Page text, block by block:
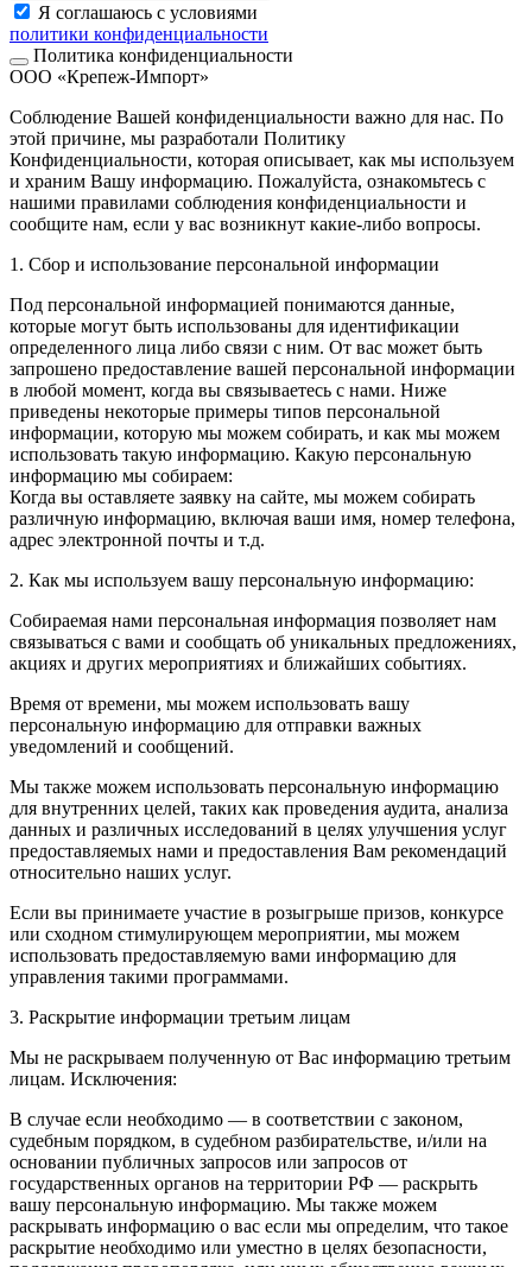
Я соглашаюсь с условиями
политики конфиденциальности
Политика конфиденциальности
ООО «Крепеж-Импорт»
Соблюдение Вашей конфиденциальности важно для нас. По
этой причине, мы разработали Политику
Конфиденциальности, которая описывает, как мы используем
и храним Вашу информацию. Пожалуйста, ознакомьтесь с
нашими правилами соблюдения конфиденциальности и
сообщите нам, если у вас возникнут какие-либо вопросы.
1. Сбор и использование персональной информации
Под персональной информацией понимаются данные,
которые могут быть использованы для идентификации
определенного лица либо связи с ним. От вас может быть
запрошено предоставление вашей персональной информации
в любой момент, когда вы связываетесь с нами. Ниже
приведены некоторые примеры типов персональной
информации, которую мы можем собирать, и как мы можем
использовать такую информацию. Какую персональную
информацию мы собираем:
Когда вы оставляете заявку на сайте, мы можем собирать
различную информацию, включая ваши имя, номер телефона,
адрес электронной почты и т.д.
2. Как мы используем вашу персональную информацию:
Собираемая нами персональная информация позволяет нам
связываться с вами и сообщать об уникальных предложениях,
акциях и других мероприятиях и ближайших событиях.
Время от времени, мы можем использовать вашу
персональную информацию для отправки важных
уведомлений и сообщений.
Мы также можем использовать персональную информацию
для внутренних целей, таких как проведения аудита, анализа
данных и различных исследований в целях улучшения услуг
предоставляемых нами и предоставления Вам рекомендаций
относительно наших услуг.
Если вы принимаете участие в розыгрыше призов, конкурсе
или сходном стимулирующем мероприятии, мы можем
использовать предоставляемую вами информацию для
управления такими программами.
3. Раскрытие информации третьим лицам
Мы не раскрываем полученную от Вас информацию третьим
лицам. Исключения:
В случае если необходимо — в соответствии с законом,
судебным порядком, в судебном разбирательстве, и/или на
основании публичных запросов или запросов от
государственных органов на территории РФ — раскрыть
вашу персональную информацию. Мы также можем
раскрывать информацию о вас если мы определим, что такое
раскрытие необходимо или уместно в целях безопасности,